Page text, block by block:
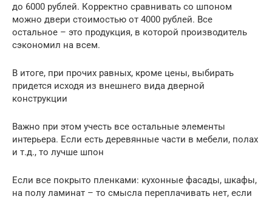
до 6000 рублей. Корректно сравнивать со шпоном
можно двери стоимостью от 4000 рублей. Все
остальное – это продукция, в которой производитель
сэкономил на всем.
В итоге, при прочих равных, кроме цены, выбирать
придется исходя из внешнего вида дверной
конструкции
Важно при этом учесть все остальные элементы
интерьера. Если есть деревянные части в мебели, полах
и т.д., то лучше шпон
Если все покрыто пленками: кухонные фасады, шкафы,
на полу ламинат – то смысла переплачивать нет, если